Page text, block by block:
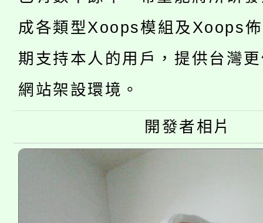
115年桃園市運動會8/
田徑場及游泳池舉行。
桃園市低收入戶享有免
視費優惠，中低收入戶
半價優惠，詳情可洽有
大園自造教育及科技中
份教師增能研習
大溪自造教育及科技中
份教師研習
淨零綠生活教案入校路
115年食農教育專業人
成各類型Xoops模組及Xoops
期支持本人的用戶，提供台灣
網站架設環境。
開發者相片